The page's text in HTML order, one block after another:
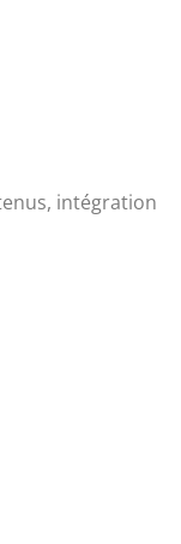
intégration